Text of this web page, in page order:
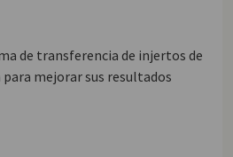
de transferencia de injertos de
mejorar sus resultados